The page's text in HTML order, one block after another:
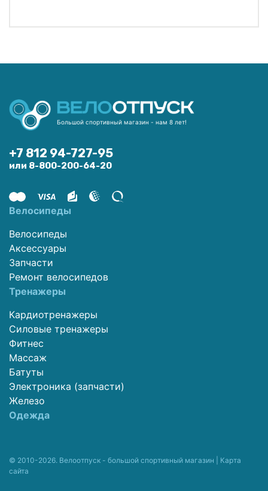
Большой спортивный магазин - нам 8 лет!
+7 812 94-727-95
или 8-800-200-64-20
Велосипеды
Велосипеды
Аксессуары
Запчасти
Ремонт велосипедов
Тренажеры
Кардиотренажеры
Силовые тренажеры
Фитнес
Массаж
Батуты
Электроника (запчасти)
Железо
Одежда
© 2010-2026. Велоотпуск - большой спортивный магазин | Карта
сайта